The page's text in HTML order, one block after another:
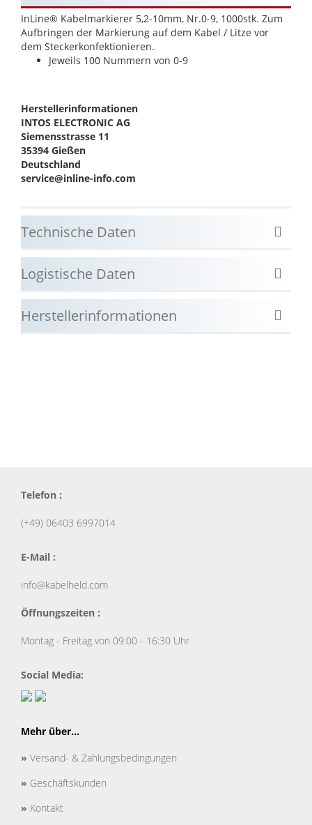
InLine® Kabelmarkierer 5,2-10mm, Nr.0-9, 1000stk. Zum
Aufbringen der Markierung auf dem Kabel / Litze vor
dem Steckerkonfektionieren.
Jeweils 100 Nummern von 0-9
Herstellerinformationen
INTOS ELECTRONIC AG
Siemensstrasse 11
35394 Gießen
Deutschland
service@inline-info.com
Technische Daten
Logistische Daten
Herstellerinformationen
Telefon :
(+49) 06403 6997014
E-Mail :
info@kabelheld.com
Öffnungszeiten :
Montag - Freitag von 09:00 - 16:30 Uhr
Social Media:
Mehr über...
» Versand- & Zahlungsbedingungen
» Geschäftskunden
» Kontakt